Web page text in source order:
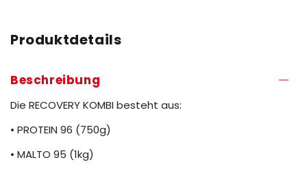
Produktdetails
Beschreibung
Die RECOVERY KOMBI besteht aus:
• PROTEIN 96 (750g)
• MALTO 95 (1kg)